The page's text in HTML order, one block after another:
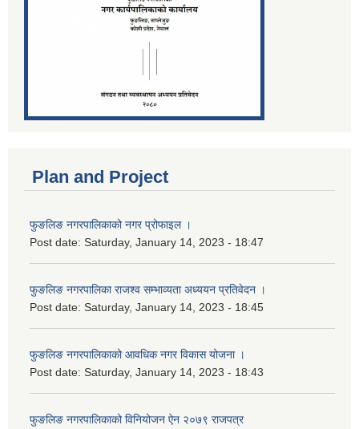
Plan and Project
फुङलिङ नगरपालिकाको नगर प्रोफाइल ।
Post date: Saturday, January 14, 2023 - 18:47
फुङलिङ नगरपालिका राजश्व सम्भाव्यता अध्ययन प्रतिवेदन ।
Post date: Saturday, January 14, 2023 - 18:45
फुङलिङ नगरपालिकाको आवधिक नगर विकास योजना ।
Post date: Saturday, January 14, 2023 - 18:43
फुङलिङ नगरपालिकाको विनियोजन ऐन २०७९ राजपत्र